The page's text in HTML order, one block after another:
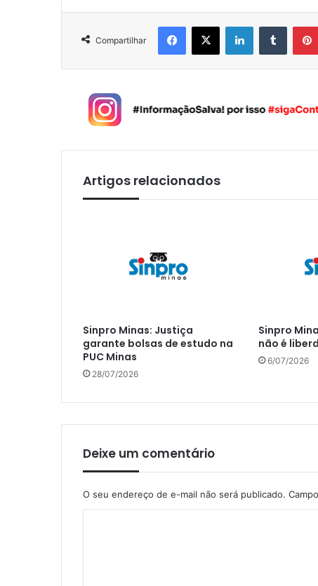
Compartilhar
Artigos relacionados
Sinpro Minas: Justiça
garante bolsas de estudo na
PUC Minas
28/07/2026
Sinpro
não é
6/07/2026
Deixe um comentário
O seu endereço de e-mail não será publicado.